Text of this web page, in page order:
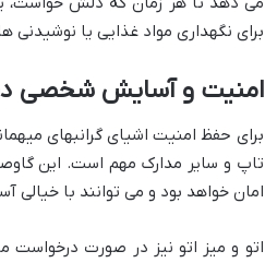
برای نگهداری مواد غذایی یا
امنیت و آسایش شخصی در
برای حفظ امنیت اشیای گرانبهای
تاپ و سایر مدارک مهم است. این
امان خواهد بود و می توانند با خیالی
اتو و میز اتو نیز در صورت درخواست